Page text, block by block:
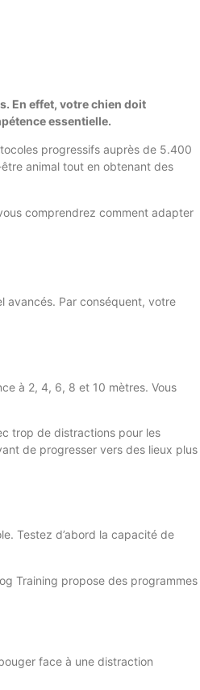
En effet, votre chien doit
essentielle.
progressifs auprès de 5.400
animal tout en obtenant des
comprendrez comment adapter
avancés. Par conséquent, votre
à 2, 4, 6, 8 et 10 mètres. Vous
trop de distractions pour les
de progresser vers des lieux plus
Testez d’abord la capacité de
Training propose des programmes
face à une distraction